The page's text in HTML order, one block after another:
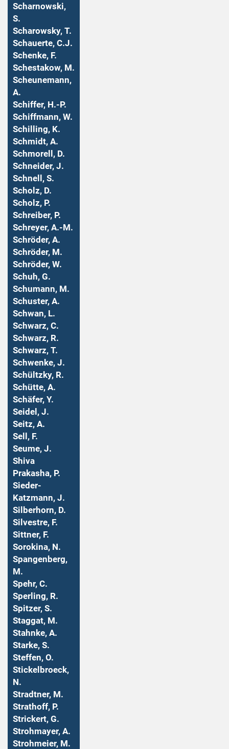
Scharnowski,
S.
Scharowsky, T.
Schauerte, C.J.
Schenke, F.
Schestakow, M.
Scheunemann,
A.
Schiffer, H.-P.
Schiffmann, W.
Schilling, K.
Schmidt, A.
Schmorell, D.
Schneider, J.
Schnell, S.
Scholz, D.
Scholz, P.
Schreiber, P.
Schreyer, A.-M.
Schröder, A.
Schröder, M.
Schröder, W.
Schuh, G.
Schumann, M.
Schuster, A.
Schwan, L.
Schwarz, C.
Schwarz, R.
Schwarz, T.
Schwenke, J.
Schültzky, R.
Schütte, A.
Schäfer, Y.
Seidel, J.
Seitz, A.
Sell, F.
Seume, J.
Shiva
Prakasha, P.
Sieder-
Katzmann, J.
Silberhorn, D.
Silvestre, F.
Sittner, F.
Sorokina, N.
Spangenberg,
M.
Spehr, C.
Sperling, R.
Spitzer, S.
Staggat, M.
Stahnke, A.
Starke, S.
Steffen, O.
Stickelbroeck,
N.
Stradtner, M.
Strathoff, P.
Strickert, G.
Strohmayer, A.
Strohmeier, M.